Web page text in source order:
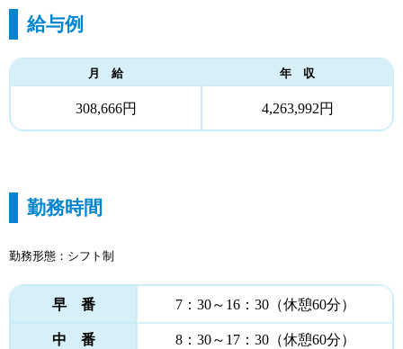
給与例
月 給 年 収
308,666円 4,263,992円
勤務時間
勤務形態：シフト制
早 番 7：30～16：30（休憩60分）
中 番 8：30～17：30（休憩60分）